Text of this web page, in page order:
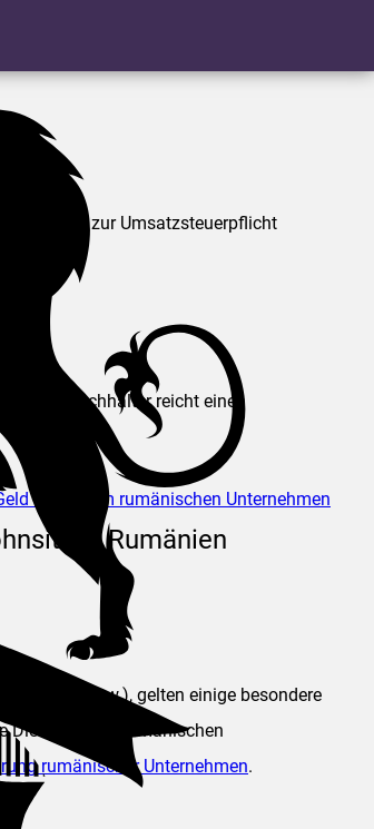
mehr zur Umsatzsteuerpflicht
der Buchhalter reicht einen
aus einem rumänischen Unternehmen
in Rumänien
usw.), gelten einige besondere
Dienste eines rumänischen
rumänischer Unternehmen.